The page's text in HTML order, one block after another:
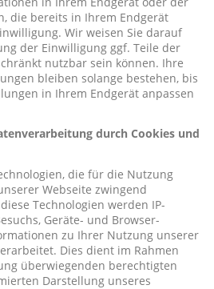
die bereits in Ihrem Endgerät
Wir weisen Sie darauf
der Einwilligung ggf. Teile der
nutzbar sein können. Ihre
bleiben solange bestehen, bis
in Ihrem Endgerät anpassen
durch Cookies und
die für die Nutzung
Webseite zwingend
Technologien werden IP-
Geräte- und Browser-
zu Ihrer Nutzung unserer
Dies dient im Rahmen
überwiegenden berechtigten
Darstellung unseres